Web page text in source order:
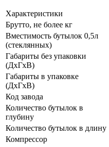
Характеристики
Брутто, не более кг
Вместимость бутылок 0,5л
(стеклянных)
Габариты без упаковки
(ДхГхВ)
Габариты в упаковке
(ДхГхВ)
Код завода
Количество бутылок в
глубину
Количество бутылок в длину
Компрессор